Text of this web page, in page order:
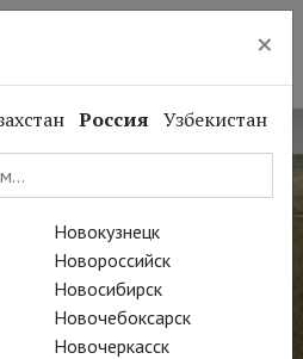
×
Россия Узбекистан
Новокузнецк
Новороссийск
Новосибирск
Новочебоксарск
Новочеркасск